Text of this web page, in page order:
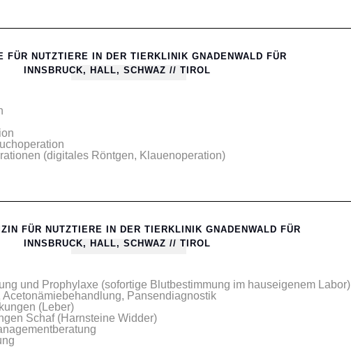
FÜR NUTZTIERE IN DER TIERKLINIK GNADENWALD FÜR
INNSBRUCK, HALL, SCHWAZ // TIROL
(digitales Röntgen, Klauenoperation)
FÜR NUTZTIERE IN DER TIERKLINIK GNADENWALD FÜR
INNSBRUCK, HALL, SCHWAZ // TIROL
und Prophylaxe (sofortige Blutbestimmung im hauseigenem Labor)
Acetonämiebehandlung, Pansendiagnostik
(Leber)
Schaf (Harnsteine Widder)